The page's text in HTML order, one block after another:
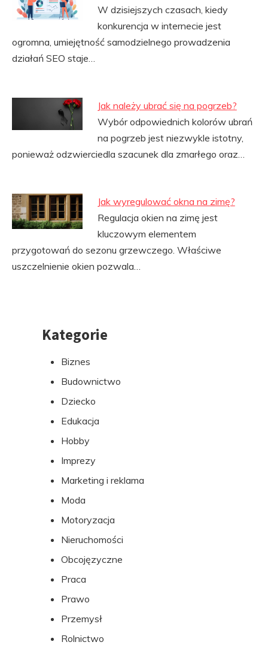
W dzisiejszych czasach, kiedy
konkurencja w internecie jest
ogromna, umiejętność samodzielnego prowadzenia
działań SEO staje…
Jak należy ubrać się na pogrzeb?
Wybór odpowiednich kolorów ubrań
na pogrzeb jest niezwykle istotny,
ponieważ odzwierciedla szacunek dla zmarłego oraz…
Jak wyregulować okna na zimę?
Regulacja okien na zimę jest
kluczowym elementem
przygotowań do sezonu grzewczego. Właściwe
uszczelnienie okien pozwala…
PrzejdźKategorie
Biznes
Budownictwo
Dziecko
Edukacja
Hobby
Imprezy
Marketing i reklama
Moda
Motoryzacja
Nieruchomości
Obcojęzyczne
Praca
Prawo
Przemysł
Rolnictwo